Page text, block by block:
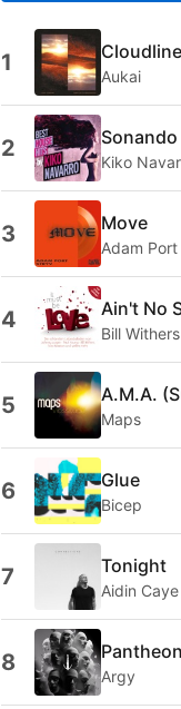
1 Aukai
2 Kiko
3 Move
Adam
4 Ain't No
Bill Withers
5 A.M.A.
Maps
6 Glue
Bicep
7 Tonight
Aidin Caye
8 Pantheon
Argy